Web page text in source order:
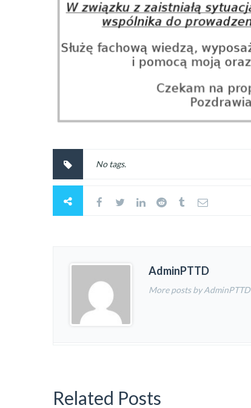
No tags.
AdminPTTD
More posts by AdminPTTD
Related Posts